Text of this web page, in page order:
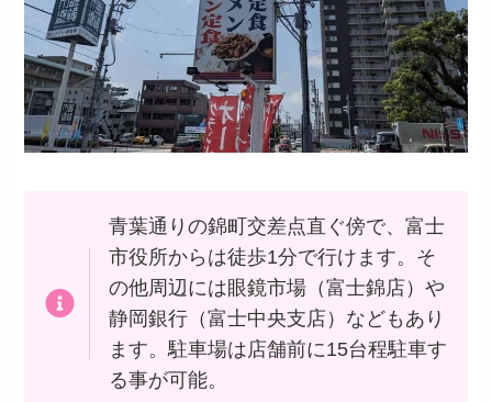
青葉通りの錦町交差点直ぐ傍で、富士
市役所からは徒歩1分で行けます。そ
の他周辺には眼鏡市場（富士錦店）や
静岡銀行（富士中央支店）などもあり
ます。駐車場は店舗前に15台程駐車す
る事が可能。